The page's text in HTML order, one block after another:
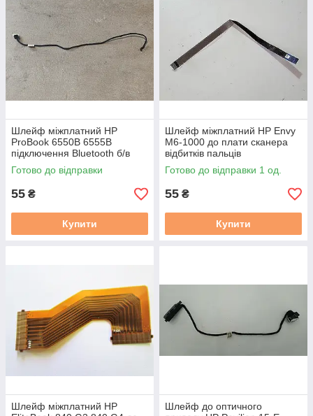
Шлейф міжплатний HP
ProBook 6550B 6555B
підключення Bluetooth б/в
Готово до відправки
55 ₴
Купити
Шлейф міжплатний HP Envy
M6-1000 до плати сканера
відбитків пальців
(NBX00016E00) FFC б/в
Готово до відправки 1 од.
55 ₴
Купити
Шлейф міжплатний HP
Шлейф до оптичного